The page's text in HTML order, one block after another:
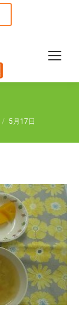
5月17日